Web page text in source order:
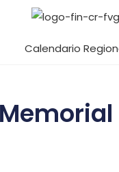
Calendario